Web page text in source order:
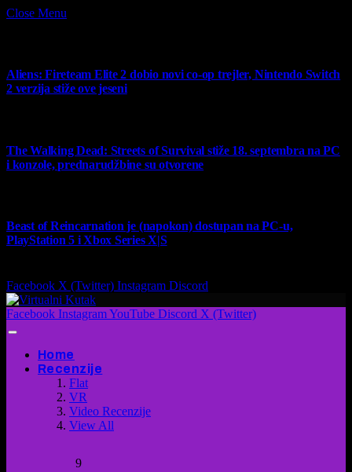
Close Menu
Aliens: Fireteam Elite 2 dobio novi co-op trejler, Nintendo Switch
2 verzija stiže ove jeseni
The Walking Dead: Streets of Survival stiže 18. septembra na PC
i konzole, prednarudžbine su otvorene
Beast of Reincarnation je (napokon) dostupan na PC-u,
PlayStation 5 i Xbox Series X|S
Facebook X (Twitter) Instagram Discord
Facebook InstagramYouTube Discord X (Twitter)
Home
Recenzije
Flat
VR
Video Recenzije
View All
9